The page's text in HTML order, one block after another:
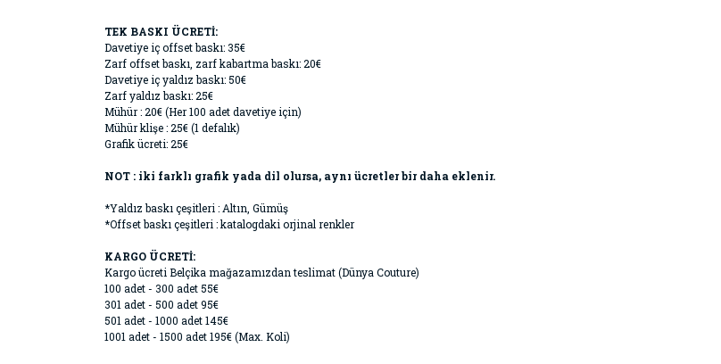
TEK BASKI ÜCRETİ:
Davetiye iç offset baskı: 35€
Zarf offset baskı, zarf kabartma baskı: 20€
Davetiye iç yaldız baskı: 50€
Zarf yaldız baskı: 25€
Mühür : 20€ (Her 100 adet davetiye için)
Mühür klişe : 25€ (1 defalık)
Grafik ücreti: 25€
NOT : iki farklı grafik yada dil olursa, aynı ücretler bir daha eklenir.
*Yaldız baskı çeşitleri : Altın, Gümüş
*Offset baskı çeşitleri : katalogdaki orjinal renkler
KARGO ÜCRETİ:
Kargo ücreti Belçika mağazamızdan teslimat (Dünya Couture)
100 adet - 300 adet 55€
301 adet - 500 adet 95€
501 adet - 1000 adet 145€
1001 adet - 1500 adet 195€ (Max. Koli)